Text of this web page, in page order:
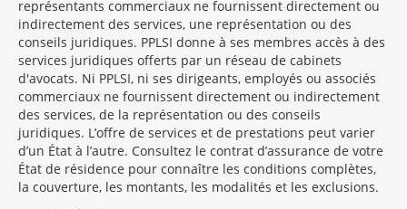
représentants commerciaux ne fournissent directement ou
indirectement des services, une représentation ou des
conseils juridiques. PPLSI donne à ses membres accès à des
services juridiques offerts par un réseau de cabinets
d'avocats. Ni PPLSI, ni ses dirigeants, employés ou associés
commerciaux ne fournissent directement ou indirectement
des services, de la représentation ou des conseils
juridiques. L’offre de services et de prestations peut varier
d’un État à l’autre. Consultez le contrat d’assurance de votre
État de résidence pour connaître les conditions complètes,
la couverture, les montants, les modalités et les exclusions.